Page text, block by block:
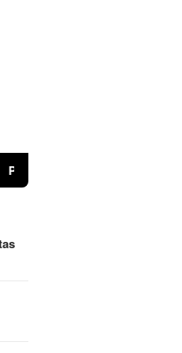
Gelar Bakkes Ajak Warga